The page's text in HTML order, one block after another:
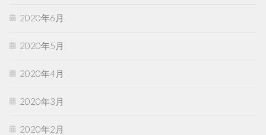
2020年6月
2020年5月
2020年4月
2020年3月
2020年2月